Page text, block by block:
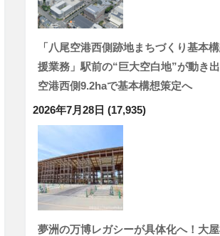
「八尾空港西側跡地まちづくり基本
援業務」駅前の“巨大空白地”が動き
空港西側9.2haで基本構想策定へ
2026年7月28日 (17,935)
夢洲の万博レガシーが具体化へ！大